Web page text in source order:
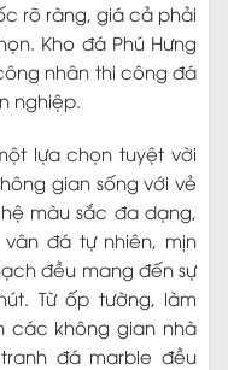
rõ ràng, giá cả phải
Kho đá Phú Hưng
nhân thi công đá
nghiệp.
lựa chọn tuyệt vời
gian sống với vẻ
màu sắc đa dạng,
đá tự nhiên, mịn
đều mang đến sự
Từ ốp tường, làm
các không gian nhà
đá marble đều